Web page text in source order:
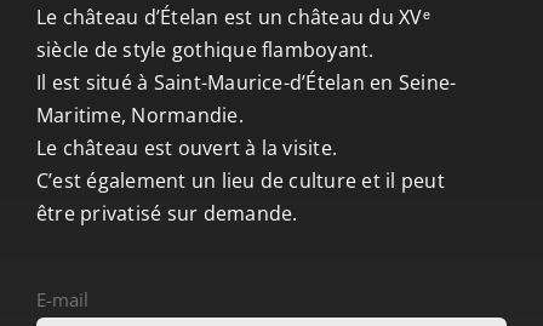
Le château d’Ételan est un château du XVᵉ
siècle de style gothique flamboyant.
Il est situé à Saint-Maurice-d’Ételan en Seine-
Maritime, Normandie.
Le château est ouvert à la visite.
C’est également un lieu de culture et il peut
être privatisé sur demande.
E-mail